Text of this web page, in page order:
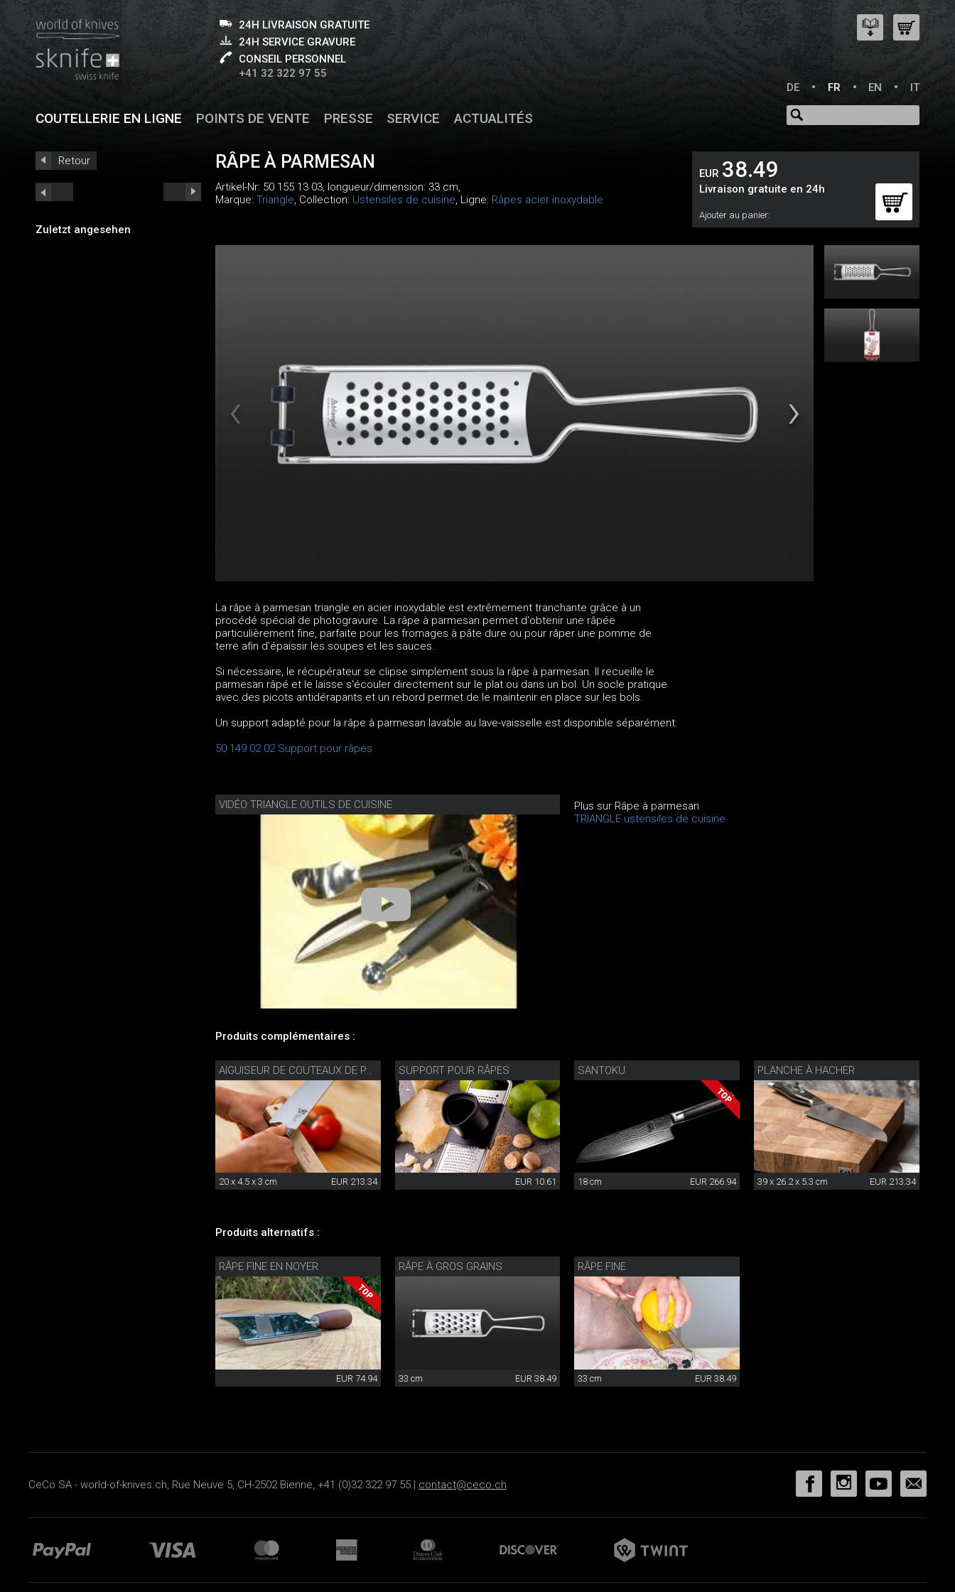
24H LIVRAISON GRATUITE
24H SERVICE GRAVURE
CONSEIL PERSONNEL
+41 32 322 97 55
DE
FR EN IT
COUTELLERIE EN LIGNE POINTS DE VENTE PRESSE SERVICE ACTUALITÉS
Retour
Zuletzt angesehen
RÂPE À PARMESAN
Artikel-Nr: 50 155 13 03, longueur/dimension: 33 cm,
Marque: Triangle, Collection: Ustensiles de cuisine, Ligne: Râpes acier inoxydable
EUR 38.49
Livraison gratuite en 24h
Ajouter au panier:
La râpe à parmesan triangle en acier inoxydable est extrêmement tranchante grâce à un
procédé spécial de photogravure. La râpe à parmesan permet d'obtenir une râpée
particulièrement fine, parfaite pour les fromages à pâte dure ou pour râper une pomme de
terre afin d'épaissir les soupes et les sauces.
Si nécessaire, le récupérateur se clipse simplement sous la râpe à parmesan. Il recueille le
parmesan râpé et le laisse s'écouler directement sur le plat ou dans un bol. Un socle pratique
avec des picots antidérapants et un rebord permet de le maintenir en place sur les bols.
Un support adapté pour la râpe à parmesan lavable au lave-vaisselle est disponible séparément:
50 149 02 02 Support pour râpes
VIDÉO TRIANGLE OUTILS DE CUISINE
Plus sur Râpe à parmesan
TRIANGLE ustensiles de cuisine
Produits complémentaires :
AIGUISEUR DE COUTEAUX DE PRÉCISION
20 x 4.5 x 3 cm EUR 213.34
SUPPORT POUR RÂPES
EUR 10.61
SANTOKU
18 cm EUR 266.94
PLANCHE À HACHER
39 x 26.2 x 5.3 cm EUR 213.34
Produits alternatifs :
RÂPE FINE EN NOYER
EUR 74.94
RÂPE À GROS GRAINS
33 cm EUR 38.49
RÂPE FINE
33 cm EUR 38.49
CeCo SA - world-of-knives.ch, Rue Neuve 5, CH-2502 Bienne, +41 (0)32 322 97 55 | contact@ceco.ch